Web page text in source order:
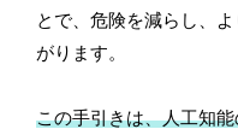
とで、危険を減らし、
がります。
この手引きは、人工知